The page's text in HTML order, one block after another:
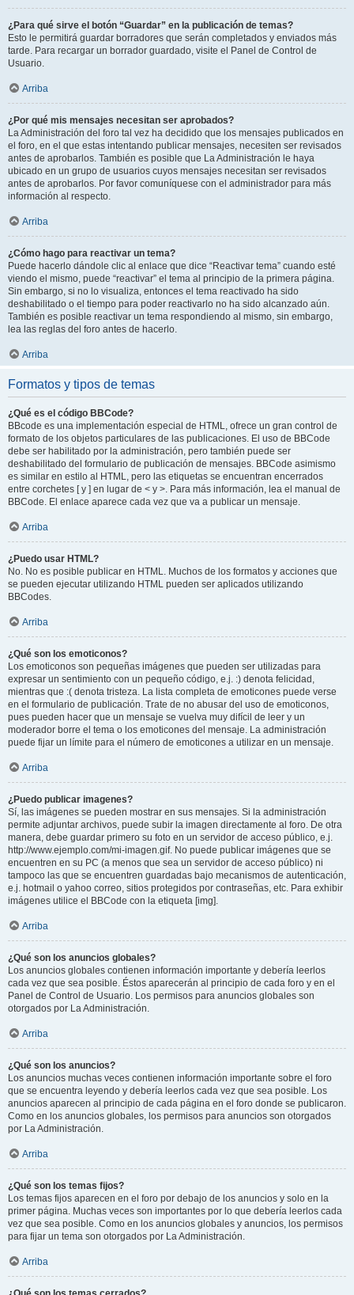
¿Para qué sirve el botón “Guardar” en la publicación de temas?
Esto le permitirá guardar borradores que serán completados y enviados más
tarde. Para recargar un borrador guardado, visite el Panel de Control de
Usuario.
Arriba
¿Por qué mis mensajes necesitan ser aprobados?
La Administración del foro tal vez ha decidido que los mensajes publicados en
el foro, en el que estas intentando publicar mensajes, necesiten ser revisados
antes de aprobarlos. También es posible que La Administración le haya
ubicado en un grupo de usuarios cuyos mensajes necesitan ser revisados
antes de aprobarlos. Por favor comuníquese con el administrador para más
información al respecto.
Arriba
¿Cómo hago para reactivar un tema?
Puede hacerlo dándole clic al enlace que dice “Reactivar tema” cuando esté
viendo el mismo, puede “reactivar” el tema al principio de la primera página.
Sin embargo, si no lo visualiza, entonces el tema reactivado ha sido
deshabilitado o el tiempo para poder reactivarlo no ha sido alcanzado aún.
También es posible reactivar un tema respondiendo al mismo, sin embargo,
lea las reglas del foro antes de hacerlo.
Arriba
Formatos y tipos de temas
¿Qué es el código BBCode?
BBcode es una implementación especial de HTML, ofrece un gran control de
formato de los objetos particulares de las publicaciones. El uso de BBCode
debe ser habilitado por la administración, pero también puede ser
deshabilitado del formulario de publicación de mensajes. BBCode asimismo
es similar en estilo al HTML, pero las etiquetas se encuentran encerrados
entre corchetes [ y ] en lugar de < y >. Para más información, lea el manual de
BBCode. El enlace aparece cada vez que va a publicar un mensaje.
Arriba
¿Puedo usar HTML?
No. No es posible publicar en HTML. Muchos de los formatos y acciones que
se pueden ejecutar utilizando HTML pueden ser aplicados utilizando
BBCodes.
Arriba
¿Qué son los emoticonos?
Los emoticonos son pequeñas imágenes que pueden ser utilizadas para
expresar un sentimiento con un pequeño código, e.j. :) denota felicidad,
mientras que :( denota tristeza. La lista completa de emoticones puede verse
en el formulario de publicación. Trate de no abusar del uso de emoticonos,
pues pueden hacer que un mensaje se vuelva muy difícil de leer y un
moderador borre el tema o los emoticones del mensaje. La administración
puede fijar un límite para el número de emoticones a utilizar en un mensaje.
Arriba
¿Puedo publicar imagenes?
Sí, las imágenes se pueden mostrar en sus mensajes. Si la administración
permite adjuntar archivos, puede subir la imagen directamente al foro. De otra
manera, debe guardar primero su foto en un servidor de acceso público, e.j.
http://www.ejemplo.com/mi-imagen.gif. No puede publicar imágenes que se
encuentren en su PC (a menos que sea un servidor de acceso público) ni
tampoco las que se encuentren guardadas bajo mecanismos de autenticación,
e.j. hotmail o yahoo correo, sitios protegidos por contraseñas, etc. Para exhibir
imágenes utilice el BBCode con la etiqueta [img].
Arriba
¿Qué son los anuncios globales?
Los anuncios globales contienen información importante y debería leerlos
cada vez que sea posible. Éstos aparecerán al principio de cada foro y en el
Panel de Control de Usuario. Los permisos para anuncios globales son
otorgados por La Administración.
Arriba
¿Qué son los anuncios?
Los anuncios muchas veces contienen información importante sobre el foro
que se encuentra leyendo y debería leerlos cada vez que sea posible. Los
anuncios aparecen al principio de cada página en el foro donde se publicaron.
Como en los anuncios globales, los permisos para anuncios son otorgados
por La Administración.
Arriba
¿Qué son los temas fijos?
Los temas fijos aparecen en el foro por debajo de los anuncios y solo en la
primer página. Muchas veces son importantes por lo que debería leerlos cada
vez que sea posible. Como en los anuncios globales y anuncios, los permisos
para fijar un tema son otorgados por La Administración.
Arriba